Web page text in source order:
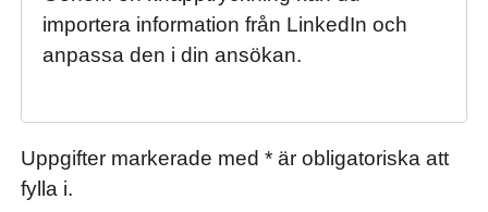
importera information från LinkedIn och
anpassa den i din ansökan.
Uppgifter markerade med * är obligatoriska att
fylla i.